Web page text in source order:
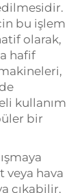
bu işlem
olarak,
hafif
kullanım
bir
veya hava
çıkabilir.